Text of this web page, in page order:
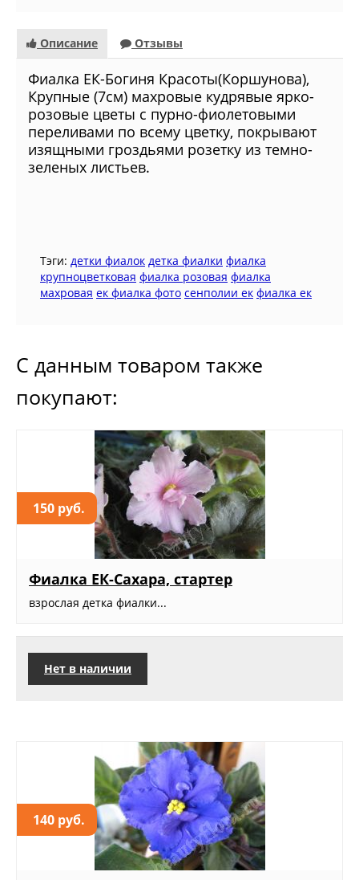
Описание Отзывы
Фиалкa ЕК-Богиня Красоты(Коршунова),
Крупные (7см) махровые кудрявые ярко-
розовые цветы с пурно-фиолетовыми
переливами по всему цветку, покрывают
изящными гроздьями розетку из темно-
зеленых листьев.
Тэги: детки фиалок детка фиалки фиалка
крупноцветковая фиалка розовая фиалка
махровая ек фиалка фото сенполии ек фиалка ек
С данным товаром также
покупают:
150 руб.
Фиалка ЕК-Сахара, стартер
взрослая детка фиалки...
Нет в наличии
140 руб.